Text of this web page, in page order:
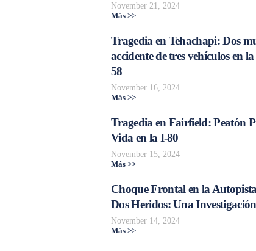
November 21, 2024
Más >>
Tragedia en Tehachapi: Dos
accidente de tres vehículos en
58
November 16, 2024
Más >>
Tragedia en Fairfield: Peatón
Vida en la I-80
November 15, 2024
Más >>
Choque Frontal en la
Dos Heridos: Una
November 14, 2024
Más >>